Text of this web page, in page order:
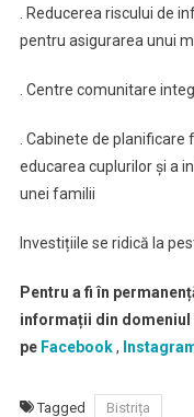
. Reducerea riscului de
pentru asigurarea unui
. Centre comunitare
. Cabinete de
educarea cuplurilor și a
unei familii
Investițiile se ridică la
Pentru a fi în
informații din
pe Facebook,
Tagged
Bistrița